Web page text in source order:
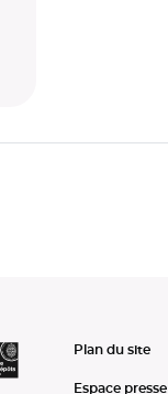
Plan du site
Espace presse